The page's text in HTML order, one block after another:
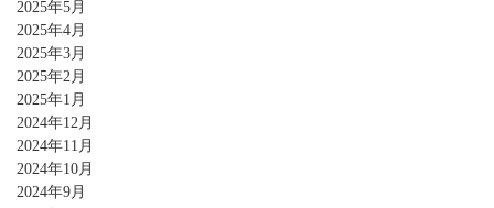
2025年5月
2025年4月
2025年3月
2025年2月
2025年1月
2024年12月
2024年11月
2024年10月
2024年9月